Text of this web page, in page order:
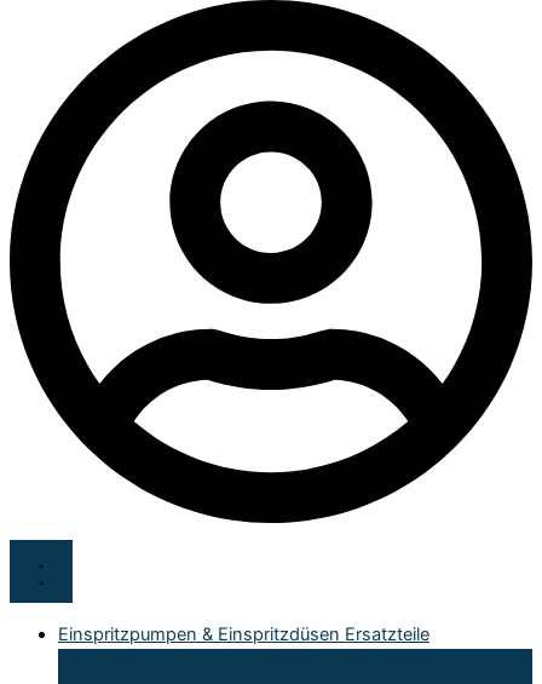
Einspritzpumpen & Einspritzdüsen Ersatzteile